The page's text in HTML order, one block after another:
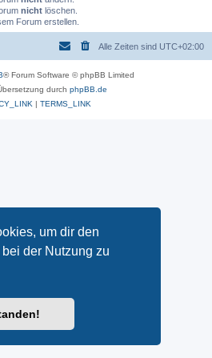
um dir den
der Nutzung zu
nicht löschen.
Forum erstellen.
Alle Zeiten sind UTC+02:00
® Forum Software © phpBB Limited
durch phpBB.de
| TERMS_LINK